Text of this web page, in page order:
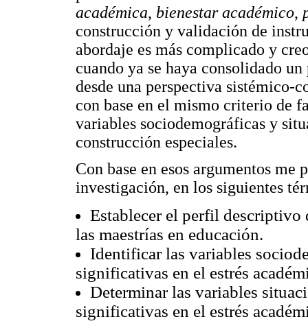
académica, bienestar académico,
construcción y validación de
abordaje es más complicado y
cuando ya se haya consolidado
desde una perspectiva sistémico-
con base en el mismo criterio de
variables sociodemográficas y
construcción especiales.
Con base en esos argumentos
investigación, en los siguientes
Establecer el perfil descriptivo
las maestrías en educación.
Identificar las variables
significativas en el estrés
Determinar las variables
significativas en el estrés